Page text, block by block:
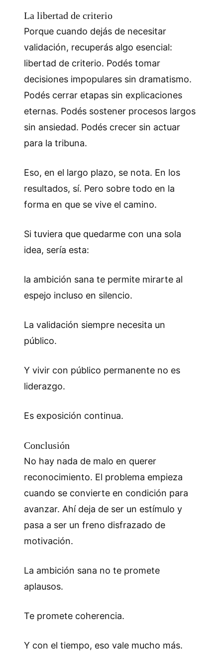
La libertad de criterio
Porque cuando dejás de necesitar
validación, recuperás algo esencial:
libertad de criterio. Podés tomar
decisiones impopulares sin dramatismo.
Podés cerrar etapas sin explicaciones
eternas. Podés sostener procesos largos
sin ansiedad. Podés crecer sin actuar
para la tribuna.
Eso, en el largo plazo, se nota. En los
resultados, sí. Pero sobre todo en la
forma en que se vive el camino.
Si tuviera que quedarme con una sola
idea, sería esta:
la ambición sana te permite mirarte al
espejo incluso en silencio.
La validación siempre necesita un
público.
Y vivir con público permanente no es
liderazgo.
Es exposición continua.
Conclusión
No hay nada de malo en querer
reconocimiento. El problema empieza
cuando se convierte en condición para
avanzar. Ahí deja de ser un estímulo y
pasa a ser un freno disfrazado de
motivación.
La ambición sana no te promete
aplausos.
Te promete coherencia.
Y con el tiempo, eso vale mucho más.